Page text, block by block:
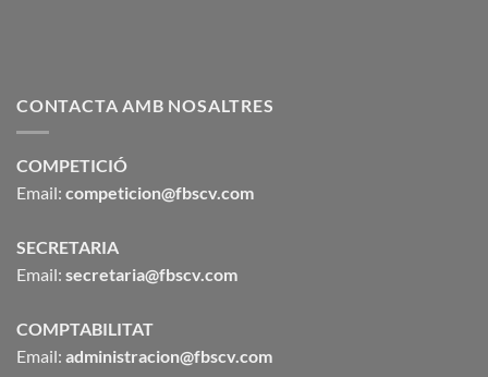
CONTACTA AMB NOSALTRES
COMPETICIÓ
Email: competicion@fbscv.com
SECRETARIA
Email: secretaria@fbscv.com
COMPTABILITAT
Email: administracion@fbscv.com